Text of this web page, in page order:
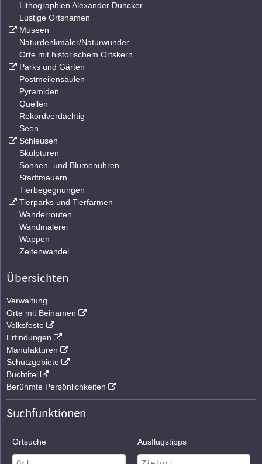
Lithographien Alexander Duncker
Lustige Ortsnamen
Museen
Naturdenkmäler/Naturwunder
Orte mit historischem Ortskern
Parks und Gärten
Postmeilensäulen
Pyramiden
Quellen
Rekordverdächtig
Seen
Schleusen
Skulpturen
Sonnen- und Blumenuhren
Stadtmauern
Tierbegegnungen
Tierparks und Tierfarmen
Wanderrouten
Wandmalerei
Wappen
Zeitenwandel
Übersichten
Verwaltung
Orte mit Beinamen
Volksfeste
Erfindungen
Manufakturen
Schutzgebiete
Buchtitel
Berühmte Persönlichkeiten
Suchfunktionen
Ortsuche Ausflugstipps